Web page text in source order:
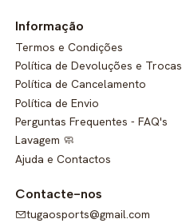
Informação
Termos e Condições
Política de Devoluções e Trocas
Política de Cancelamento
Política de Envio
Perguntas Frequentes - FAQ's
Lavagem 🧼
Ajuda e Contactos
Contacte-nos
tugaosports@gmail.com